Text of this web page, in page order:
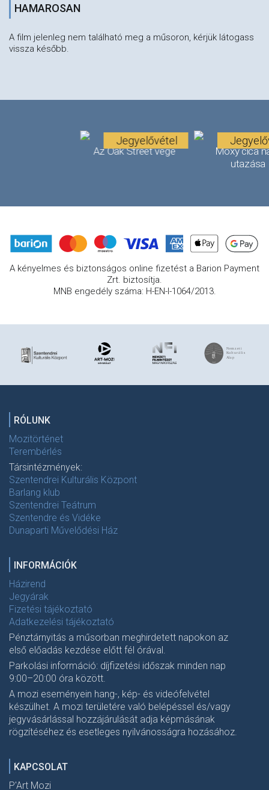
HAMAROSAN
A film jelenleg nem található meg a műsoron, kérjük látogass
vissza később.
Az Oak Street vége
Jegyelővétel
Moxy cica
utazása
A kényelmes és biztonságos online fizetést a Barion Payment
Zrt. biztosítja.
MNB engedély száma: H-EN-I-1064/2013.
RÓLUNK
Mozitörténet
Terembérlés
Társintézmények:
Szentendrei Kulturális Központ
Barlang klub
Szentendrei Teátrum
Szentendre és Vidéke
Dunaparti Művelődési Ház
INFORMÁCIÓK
Házirend
Jegyárak
Fizetési tájékoztató
Adatkezelési tájékoztató
Pénztárnyitás a műsorban meghirdetett napokon az
első előadás kezdése előtt fél órával.
Parkolási információ: díjfizetési időszak minden nap
9:00–20:00 óra között.
A mozi eseményein hang-, kép- és videófelvétel
készülhet. A mozi területére való belépéssel és/vagy
jegyvásárlással hozzájárulását adja képmásának
rögzítéséhez és esetleges nyilvánosságra hozásához.
KAPCSOLAT
P'Art Mozi